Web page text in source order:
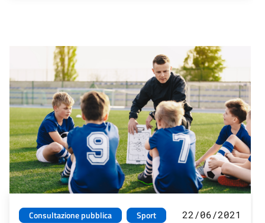
Consultazione pubblica Sport 22/06/2021